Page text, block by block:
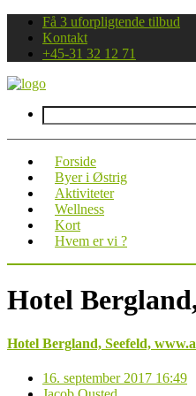
Få 3 uforpligtende tilbud
Kontakt
+45-31 32 12 71
Forside
Byer i Østrig
Aktiviteter
Wellness
Kort
Hvem er vi ?
Hotel
Hotel Bergland, Seefeld,
16. september 2017 16:49